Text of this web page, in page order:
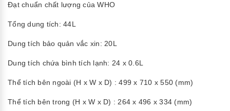
Đạt chuẩn chất lượng của WHO
Tổng dung tích: 44L
Dung tích bảo quản vắc xin: 20L
Dung tích chứa bình tích lạnh: 24 x 0.6L
Thể tích bên ngoài (H x W x D) : 499 x 710 x 550 (mm)
Thể tích bên trong (H x W x D) : 264 x 496 x 334 (mm)